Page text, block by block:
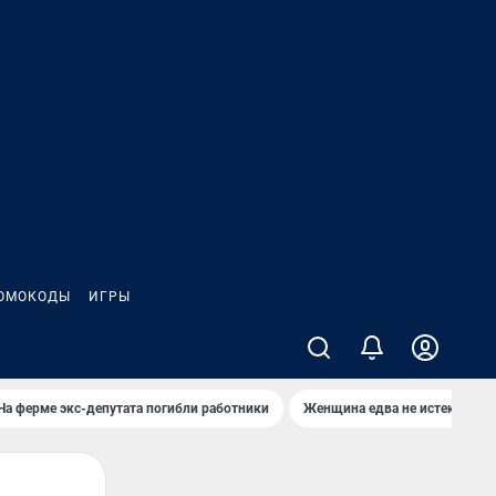
ИГРЫ
ферме экс-депутата погибли работники Женщина едва не истекла